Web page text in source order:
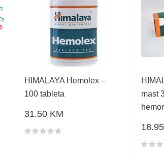
HIMALAYA Hemolex –
100 tableta
31.50 KM
mast